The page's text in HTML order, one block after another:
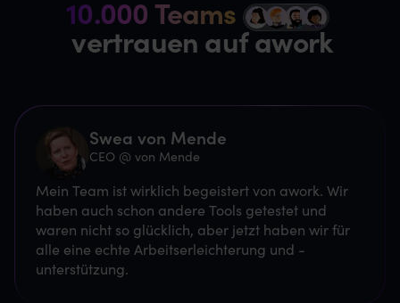
10.000 Teams z
vertrauen auf awork
Swea von Mende
CEO @ von Mende
Mein Team ist wirklich begeistert von awork. Wir
haben auch schon andere Tools getestet und
waren nicht so glücklich, aber jetzt haben wir für
alle eine echte Arbeitserleichterung und -
unterstützung.